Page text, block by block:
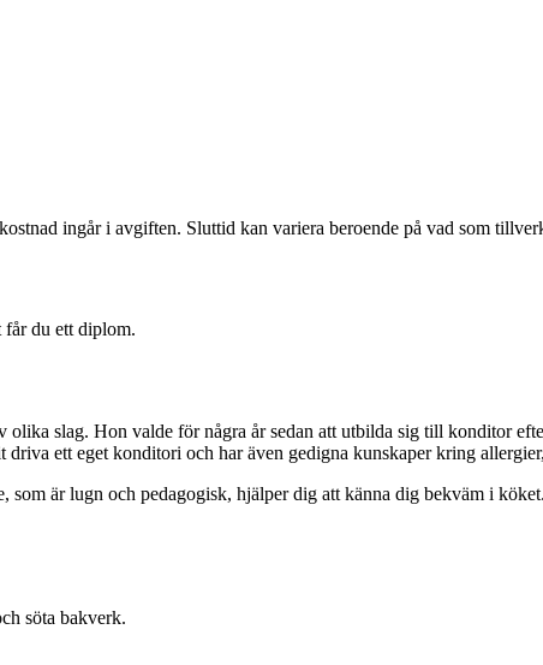
ingår i avgiften. Sluttid kan variera beroende på vad som
får du ett diplom.
slag. Hon valde för några år sedan att utbilda sig till konditor
ett eget konditori och har även gedigna kunskaper kring
är lugn och pedagogisk, hjälper dig att känna dig bekväm i
söta bakverk.